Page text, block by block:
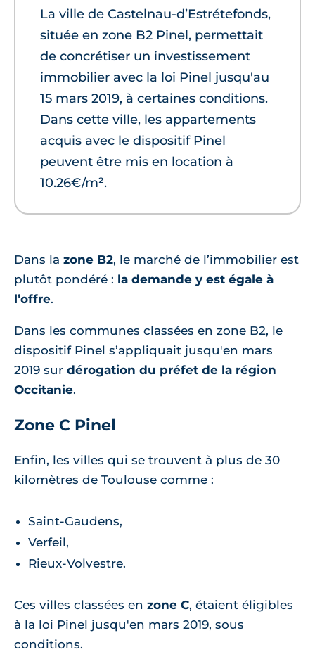
La ville de Castelnau-d’Estrétefonds,
située en zone B2 Pinel, permettait
de concrétiser un investissement
immobilier avec la loi Pinel jusqu'au
15 mars 2019, à certaines conditions.
Dans cette ville, les appartements
acquis avec le dispositif Pinel
peuvent être mis en location à
10.26€/m².
Dans la zone B2, le marché de l’immobilier est
plutôt pondéré : la demande y est égale à
l’offre.
Dans les communes classées en zone B2, le
dispositif Pinel s’appliquait jusqu'en mars
2019 sur dérogation du préfet de la région
Occitanie.
Zone C Pinel
Enfin, les villes qui se trouvent à plus de 30
kilomètres de Toulouse comme :
Saint-Gaudens,
Verfeil,
Rieux-Volvestre.
Ces villes classées en zone C, étaient éligibles
à la loi Pinel jusqu'en mars 2019, sous
conditions.